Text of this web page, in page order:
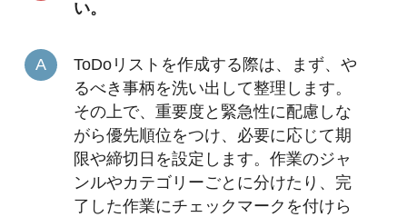
い。
ToDoリストを作成する際は、まず、や
るべき事柄を洗い出して整理します。
その上で、重要度と緊急性に配慮しな
がら優先順位をつけ、必要に応じて期
限や締切日を設定します。作業のジャ
ンルやカテゴリーごとに分けたり、完
了した作業にチェックマークを付けら